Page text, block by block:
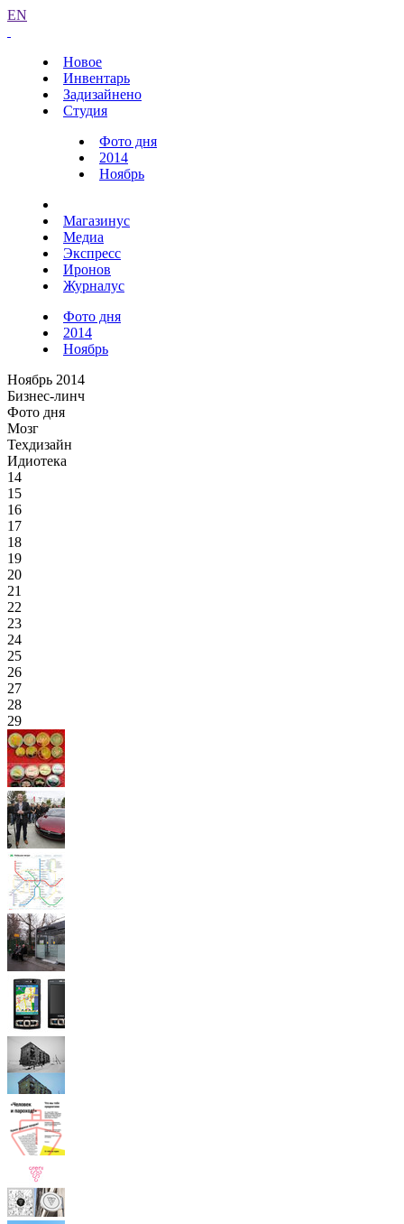
EN
Новое
Инвентарь
Задизайнено
Студия
Фото дня
2014
Ноябрь
Магазинус
Медиа
Экспресс
Иронов
Журналус
Фото дня
2014
Ноябрь
Ноябрь 2014
Бизнес-линч
Фото дня
Мозг
Техдизайн
Идиотека
14
15
16
17
18
19
20
21
22
23
24
25
26
27
28
29